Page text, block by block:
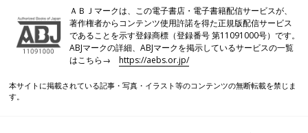
離乳食の「時期・食材別大きさの目安」はこち
ら！
いつから？進め方は？初期から完了期まで 食
ＡＢＪマークは、この電子書店・電子書籍配信サービスが、
著作権者からコンテンツ使用許諾を得た正規版配信サービス
であることを示す登録商標（登録番号 第11091000号）です。
ABJマークの詳細、ABJマークを掲示しているサービスの一覧
はこちら→https://aebs.or.jp/
本サイトに掲載されている記事・写真・イラスト等のコンテンツの無断転載を禁じま
す。